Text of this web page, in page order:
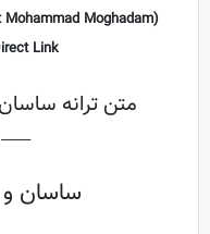
Moghadam)
Link
متن ترانه
ساسان